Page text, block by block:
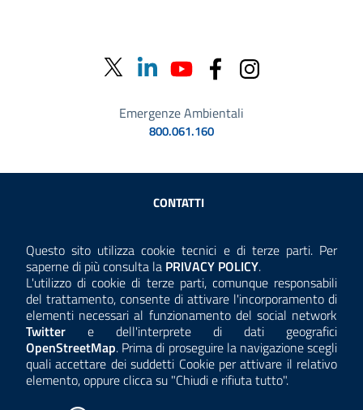
Questo sito utilizza cookie tecnici e di terze parti. Per
saperne di più consulta la Consulta la
PRIVACY POLICY.
L'utilizzo di cookie di terze parti, comunque responsabili
del trattamento, consente di attivare l'incorporamento di
elementi necessari al funzionamento del social network
Twitter e dell'interprete di dati geografici
OpenStreetMap. Prima di proseguire la navigazione scegli
quali accettare dei suddetti Cookie per attivare il relativo
elemento, oppure clicca su "Chiudi e rifiuta tutto".
Emergenze Ambientali
800.061.160
Sezione Link Utili
CONTATTI
ANTICORRUZIONE
ACCESSIBILITÀ
COOKIE E PRIVACY
TEMI A-Z